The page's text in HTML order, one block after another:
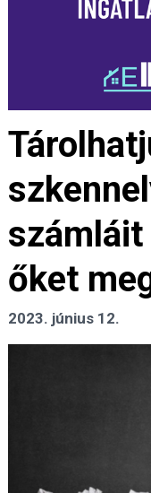
számláit
őket
2023. június 12.